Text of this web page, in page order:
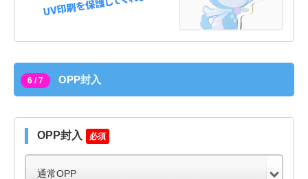
6 / 7 OPP封入
OPP封入 必須